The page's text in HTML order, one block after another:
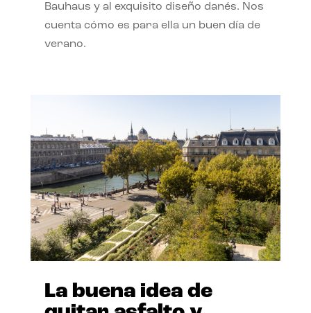
Bauhaus y al exquisito diseño danés. Nos
cuenta cómo es para ella un buen día de
verano.
La buena idea de